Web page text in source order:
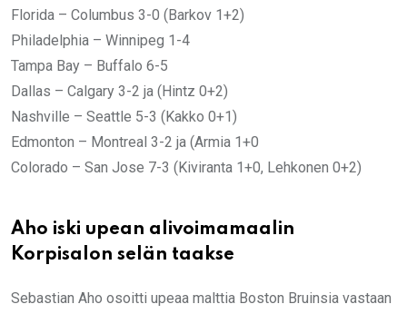
Florida – Columbus 3-0 (Barkov 1+2)
Philadelphia – Winnipeg 1-4
Tampa Bay – Buffalo 6-5
Dallas – Calgary 3-2 ja (Hintz 0+2)
Nashville – Seattle 5-3 (Kakko 0+1)
Edmonton – Montreal 3-2 ja (Armia 1+0
Colorado – San Jose 7-3 (Kiviranta 1+0, Lehkonen 0+2)
Aho iski upean alivoimamaalin
Korpisalon selän taakse
Sebastian Aho osoitti upeaa malttia Boston Bruinsia vastaan